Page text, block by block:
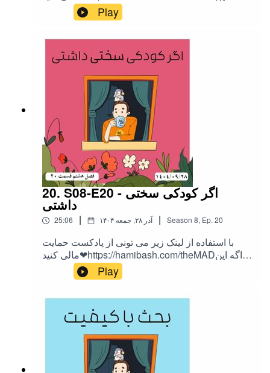
اپیزود رو دوست داشتین به اشتراک بزارید،
ها اینجاست!اهنگ های متن :دوری از من - فرهاد
مدرس AIthe MAD - تمومه وقت
Play
20. S08-E20 - اگر کودکی سختی
داشتی
25:06 | ۱۴۰۴ آذر ۲۸, جمعه | Season 8, Ep. 20
با استفاده از لینک زیر می تونی از پادکست حمایت
مالی کنید❤https://hamibash.com/theMADاگه این
اپیزود رو دوست داشتین به اشتراک بزارید،
Play